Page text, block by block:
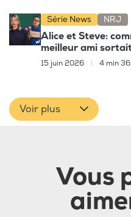
Série News NRJ
Alice et Steve:
meilleur ami
15 juin 2026 | 4 min 36
Voir plus
Vous